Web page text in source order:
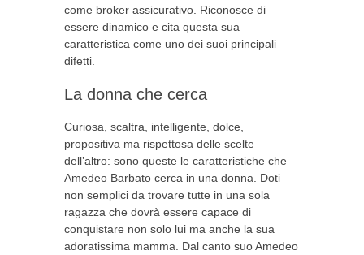
come broker assicurativo. Riconosce di
essere dinamico e cita questa sua
caratteristica come uno dei suoi principali
difetti.
La donna che cerca
Curiosa, scaltra, intelligente, dolce,
propositiva ma rispettosa delle scelte
dell’altro: sono queste le caratteristiche che
Amedeo Barbato cerca in una donna. Doti
non semplici da trovare tutte in una sola
ragazza che dovrà essere capace di
conquistare non solo lui ma anche la sua
adoratissima mamma. Dal canto suo Amedeo